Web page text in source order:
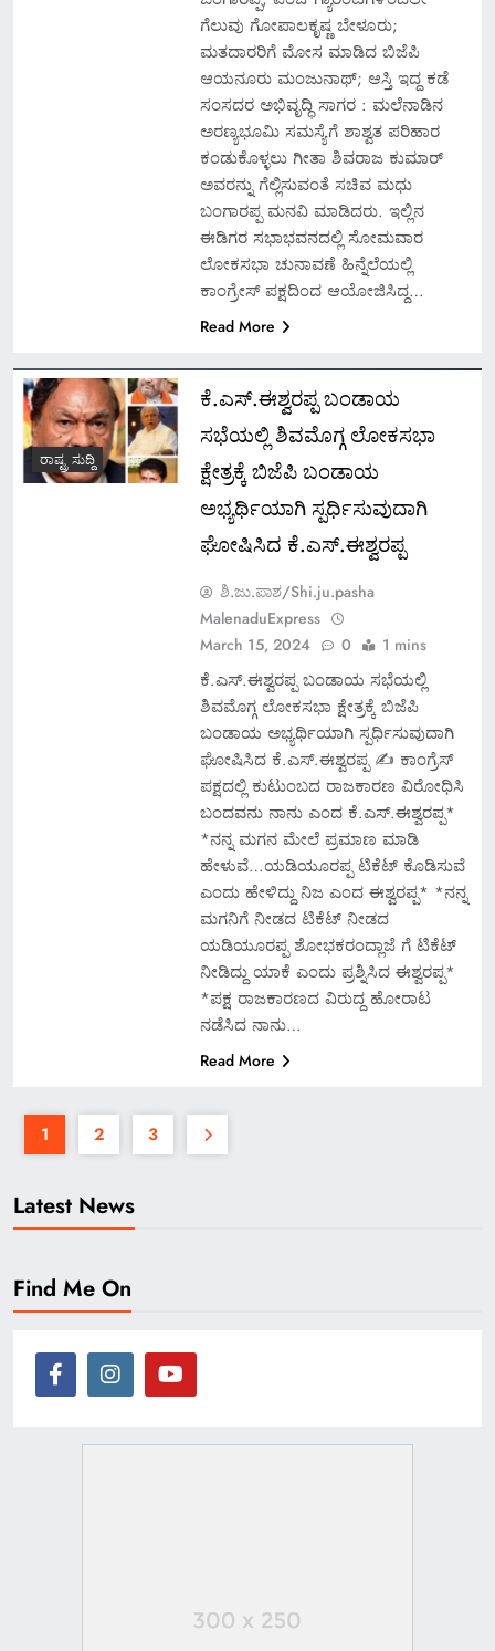
Latest News
ಗೆಲುವು ಗೋಪಾಲಕೃಷ್ಣ ಬೇಳೂರು;
ಮತದಾರರಿಗೆ ಮೋಸ ಮಾಡಿದ ಬಿಜೆಪಿ
ಆಯನೂರು ಮಂಜುನಾಥ್; ಆಸ್ತಿ ಇದ್ದ ಕಡೆ
ಸಂಸದರ ಅಭಿವೃದ್ಧಿ ಸಾಗರ : ಮಲೆನಾಡಿನ
ಅರಣ್ಯಭೂಮಿ ಸಮಸ್ಯೆಗೆ ಶಾಶ್ವತ ಪರಿಹಾರ
ಕಂಡುಕೊಳ್ಳಲು ಗೀತಾ ಶಿವರಾಜ ಕುಮಾರ್
ಅವರನ್ನು ಗೆಲ್ಲಿಸುವಂತೆ ಸಚಿವ ಮಧು
ಬಂಗಾರಪ್ಪ ಮನವಿ ಮಾಡಿದರು. ಇಲ್ಲಿನ
ಈಡಿಗರ ಸಭಾಭವನದಲ್ಲಿ ಸೋಮವಾರ
ಲೋಕಸಭಾ ಚುನಾವಣೆ ಹಿನ್ನೆಲೆಯಲ್ಲಿ
ಕಾಂಗ್ರೇಸ್ ಪಕ್ಷದಿಂದ ಆಯೋಜಿಸಿದ್ದ…
Read More
ರಾಷ್ಟ್ರ ಸುದ್ದಿ
ಕೆ.ಎಸ್.ಈಶ್ವರಪ್ಪ ಬಂಡಾಯ
ಸಭೆಯಲ್ಲಿ ಶಿವಮೊಗ್ಗ ಲೋಕಸಭಾ
ಕ್ಷೇತ್ರಕ್ಕೆ ಬಿಜೆಪಿ ಬಂಡಾಯ
ಅಭ್ಯರ್ಥಿಯಾಗಿ ಸ್ಪರ್ಧಿಸುವುದಾಗಿ
ಘೋಷಿಸಿದ ಕೆ.ಎಸ್.ಈಶ್ವರಪ್ಪ
ಶಿ.ಜು.ಪಾಶ/Shi.ju.pasha
MalenaduExpress
March 15, 2024
0 1 mins
ಕೆ.ಎಸ್.ಈಶ್ವರಪ್ಪ ಬಂಡಾಯ ಸಭೆಯಲ್ಲಿ
ಶಿವಮೊಗ್ಗ ಲೋಕಸಭಾ ಕ್ಷೇತ್ರಕ್ಕೆ ಬಿಜೆಪಿ
ಬಂಡಾಯ ಅಭ್ಯರ್ಥಿಯಾಗಿ ಸ್ಪರ್ಧಿಸುವುದಾಗಿ
ಘೋಷಿಸಿದ ಕೆ.ಎಸ್.ಈಶ್ವರಪ್ಪ ✍️ ಕಾಂಗ್ರೆಸ್
ಪಕ್ಷದಲ್ಲಿ‌ ಕುಟುಂಬದ ರಾಜಕಾರಣ ವಿರೋಧಿಸಿ
ಬಂದವನು ನಾನು ಎಂದ ಕೆ.ಎಸ್.ಈಶ್ವರಪ್ಪ*
*ನನ್ನ ಮಗನ ಮೇಲೆ ಪ್ರಮಾಣ ಮಾಡಿ
ಹೇಳುವೆ…ಯಡಿಯೂರಪ್ಪ ಟಿಕೆಟ್ ಕೊಡಿಸುವೆ
ಎಂದು ಹೇಳಿದ್ದು ನಿಜ ಎಂದ ಈಶ್ವರಪ್ಪ* *ನನ್ನ
ಮಗನಿಗೆ ನೀಡದ ಟಿಕೆಟ್ ನೀಡದ
ಯಡಿಯೂರಪ್ಪ ಶೋಭಕರಂದ್ಲಾಜೆ ಗೆ ಟಿಕೆಟ್
ನೀಡಿದ್ದು ಯಾಕೆ ಎಂದು ಪ್ರಶ್ನಿಸಿದ ಈಶ್ವರಪ್ಪ*
*ಪಕ್ಷ ರಾಜಕಾರಣದ ವಿರುದ್ದ ಹೋರಾಟ
ನಡೆಸಿದ ನಾನು…
Read More
1 2 3
Find Me On